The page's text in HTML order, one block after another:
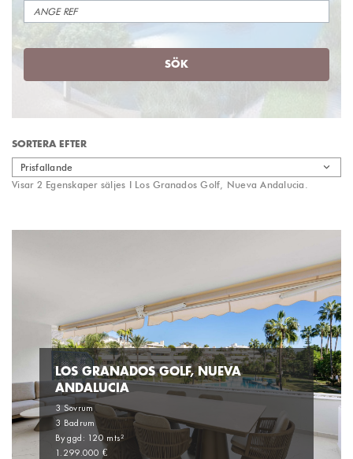
SÖK
SORTERA EFTER
Prisfallande
Visar 2 Egenskaper säljes I Los Granados Golf, Nueva Andalucia.
LOS GRANADOS GOLF, NUEVA
ANDALUCIA
3 Sovrum
3 Badrum
Byggd: 120 mts²
1.299.000 €